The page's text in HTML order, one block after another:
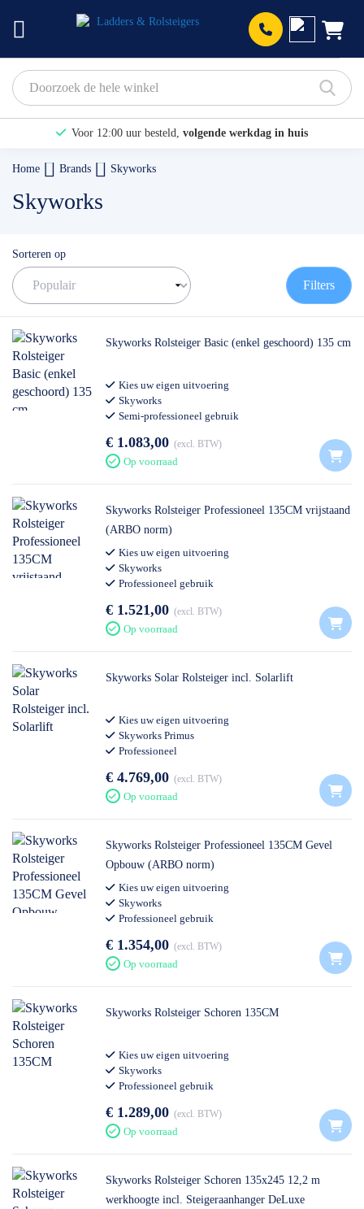
Voor 12:00 uur besteld, volgende werkdag in huis
Bekijk hier onze Actiepagina
Home Brands Skyworks
Skyworks
Sorteren op
Filters
Skyworks Rolsteiger Basic (enkel geschoord) 135 cm
Kies uw eigen uitvoering
Skyworks
Semi-professioneel gebruik
€ 1.083,00 excl. BTW
Op voorraad
Skyworks Rolsteiger Professioneel 135CM vrijstaand
(ARBO norm)
Kies uw eigen uitvoering
Skyworks
Professioneel gebruik
€ 1.521,00 excl. BTW
Op voorraad
Skyworks Solar Rolsteiger incl. Solarlift
Kies uw eigen uitvoering
Skyworks Primus
Professioneel
€ 4.769,00 excl. BTW
Op voorraad
Skyworks Rolsteiger Professioneel 135CM Gevel
Opbouw (ARBO norm)
Kies uw eigen uitvoering
Skyworks
Professioneel gebruik
€ 1.354,00 excl. BTW
Op voorraad
Skyworks Rolsteiger Schoren 135CM
Kies uw eigen uitvoering
Skyworks
Professioneel gebruik
€ 1.289,00 excl. BTW
Op voorraad
Skyworks Rolsteiger Schoren 135x245 12,2 m
werkhoogte incl. Steigeraanhanger DeLuxe